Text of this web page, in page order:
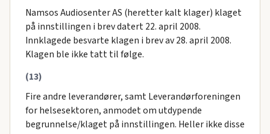
Namsos Audiosenter AS (heretter kalt klager) klaget
på innstillingen i brev datert 22. april 2008.
Innklagede besvarte klagen i brev av 28. april 2008.
Klagen ble ikke tatt til følge.
(13)
Fire andre leverandører, samt Leverandørforeningen
for helsesektoren, anmodet om utdypende
begrunnelse/klaget på innstillingen. Heller ikke disse